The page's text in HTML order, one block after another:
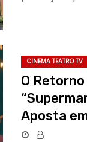
CINEMA TEATRO TV
O
Aposta